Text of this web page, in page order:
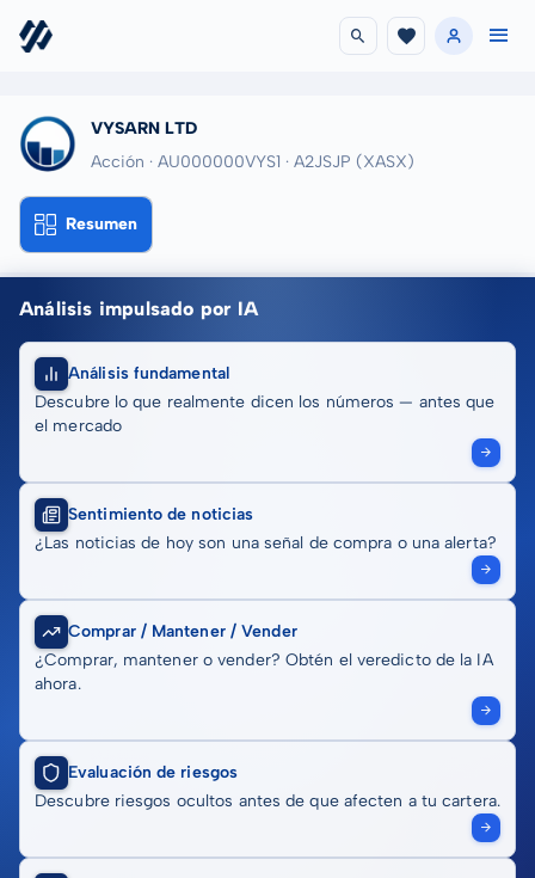
VYSARN LTD
Acción · AU000000VYS1 · A2JSJP (XASX)
Resumen
Análisis impulsado por IA
Análisis fundamental
Descubre lo que realmente dicen los números — antes que
el mercado
Sentimiento de noticias
¿Las noticias de hoy son una señal de compra o una alerta?
Comprar / Mantener / Vender
¿Comprar, mantener o vender? Obtén el veredicto de la IA
ahora.
Evaluación de riesgos
Descubre riesgos ocultos antes de que afecten a tu cartera.